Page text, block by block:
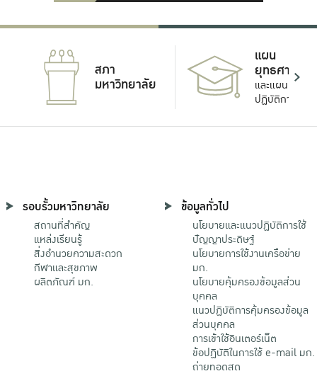
สภา
มหาวิทยาลัย
แผน
ยุทธศาสตร์
และแผน
ปฏิบัติการ
รอบรั้วมหาวิทยาลัย
สถานที่สำคัญ
แหล่งเรียนรู้
สิ่งอำนวยความสะดวก
กีฬาและสุขภาพ
ผลิตภัณฑ์ มก.
ข้อมูลทั่วไป
นโยบายและแนวปฏิบัติการใช้
ปัญญาประดิษฐ์
นโยบายการใช้งานเครือข่าย
มก.
นโยบายคุ้มครองข้อมูลส่วน
บุคคล
แนวปฏิบัติการคุ้มครองข้อมูล
ส่วนบุคคล
การเข้าใช้อินเตอร์เน็ต
ข้อปฏิบัติในการใช้ e-mail มก.
ถ่ายทอดสด